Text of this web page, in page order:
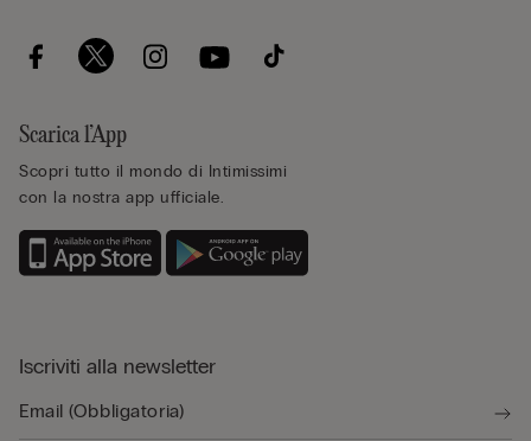
Scarica l’App
Scopri tutto il mondo di Intimissimi
con la nostra app ufficiale.
Iscriviti alla newsletter